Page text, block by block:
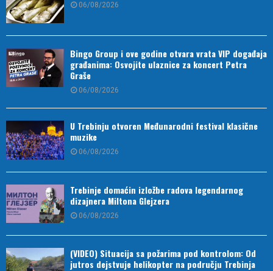
06/08/2026
Bingo Group i ove godine otvara vrata VIP događaja
građanima: Osvojite ulaznice za koncert Petra
Graše
06/08/2026
U Trebinju otvoren Međunarodni festival klasične
muzike
06/08/2026
Trebinje domaćin izložbe radova legendarnog
dizajnera Miltona Glejzera
06/08/2026
(VIDEO) Situacija sa požarima pod kontrolom: Od
jutros dejstvuje helikopter na području Trebinja